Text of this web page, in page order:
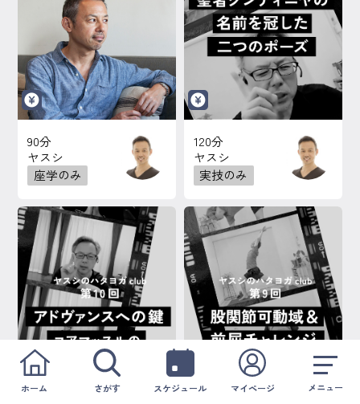
ホーム さがす スケジュール マイページ メニュー
90分
ヤスシ
座学のみ
120分
ヤスシ
実技のみ